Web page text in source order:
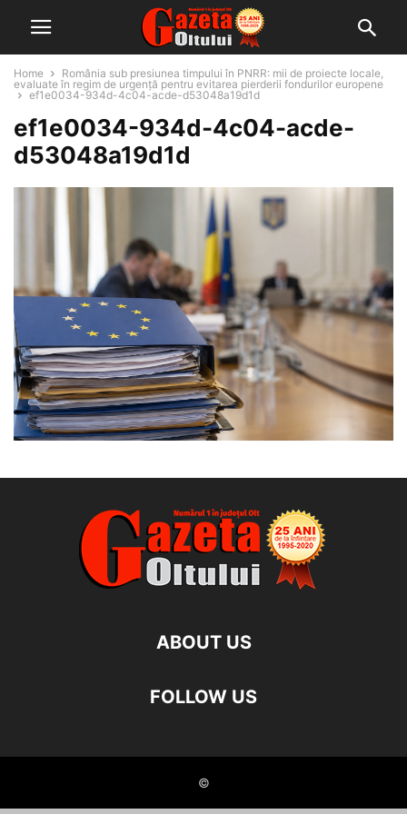
Home
România sub presiunea timpului în PNRR: mii de proiecte locale,
evaluate în regim de urgență pentru evitarea pierderii fondurilor europene
ef1e0034-934d-4c04-acde-d53048a19d1d
ef1e0034-934d-4c04-acde-
d53048a19d1d
ABOUT US
FOLLOW US
©